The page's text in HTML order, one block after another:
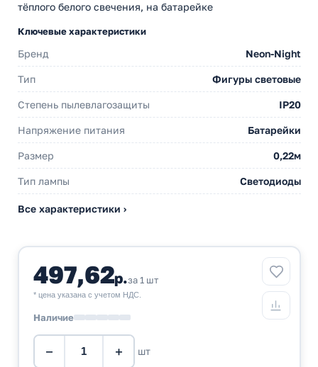
тёплого белого свечения, на батарейке
Ключевые характеристики
Бренд Neon-Night
Тип Фигуры световые
Степень пылевлагозащиты IP20
Напряжение питания Батарейки
Размер 0,22м
Тип лампы Светодиоды
Все характеристики ›
497,62р.за 1 шт
* цена указана с учетом НДС.
Наличие
− + шт